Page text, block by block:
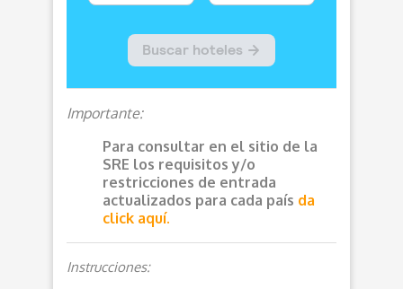
Importante:
Para consultar en el sitio de la
SRE los requisitos y/o
restricciones de entrada
actualizados para cada país da
click aquí.
Instrucciones: